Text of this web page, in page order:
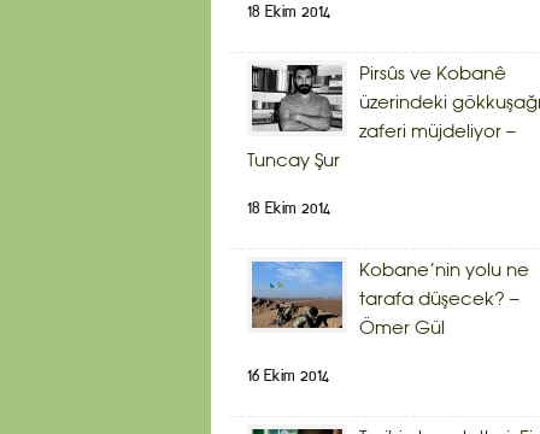
18 Ekim 2014
Pirsûs ve Kobanê
üzerindeki gökkuşağı
zaferi müjdeliyor –
Tuncay Şur
18 Ekim 2014
Kobane’nin yolu ne
tarafa düşecek? –
Ömer Gül
16 Ekim 2014